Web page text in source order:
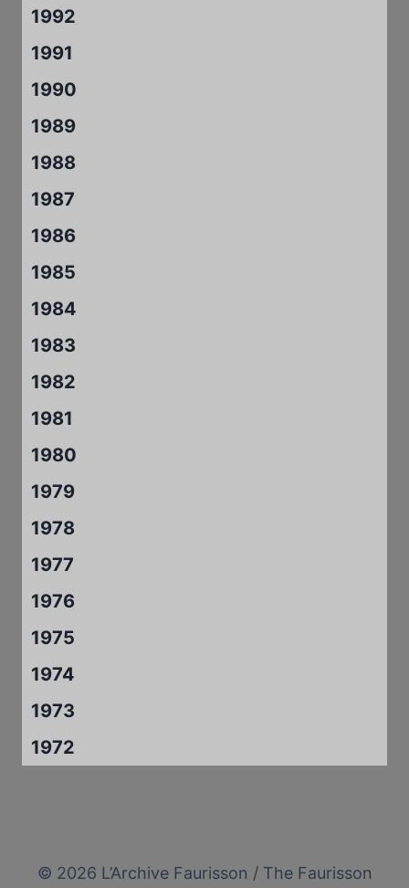
1992
1991
1990
1989
1988
1987
1986
1985
1984
1983
1982
1981
1980
1979
1978
1977
1976
1975
1974
1973
1972
© 2026 L’Archive Faurisson / The Faurisson